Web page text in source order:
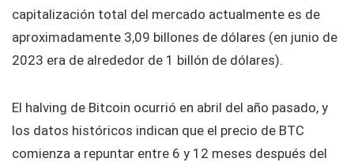
capitalización total del mercado actualmente es de
aproximadamente 3,09 billones de dólares (en junio de
2023 era de alrededor de 1 billón de dólares).
El halving de Bitcoin ocurrió en abril del año pasado, y
los datos históricos indican que el precio de BTC
comienza a repuntar entre 6 y 12 meses después del